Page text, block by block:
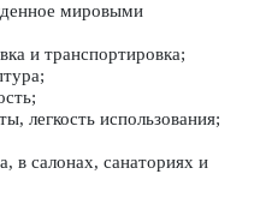
мировыми
и транспортировка;
легкость использования;
в салонах, санаториях и